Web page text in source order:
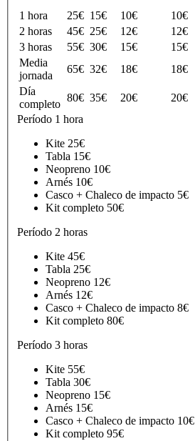
1 hora
25€ 15€ 10€ 10€
2 horas
45€ 25€ 12€ 12€
3 horas
55€ 30€ 15€ 15€
Media
jornada
65€ 32€ 18€ 18€
Día
completo
80€ 35€ 20€ 20€
Período 1 hora
Kite 25€
Tabla 15€
Neopreno 10€
Arnés 10€
Casco + Chaleco de impacto 5€
Kit completo 50€
Período 2 horas
Kite 45€
Tabla 25€
Neopreno 12€
Arnés 12€
Casco + Chaleco de impacto 8€
Kit completo 80€
Período 3 horas
Kite 55€
Tabla 30€
Neopreno 15€
Arnés 15€
Casco + Chaleco de impacto 10€
Kit completo 95€